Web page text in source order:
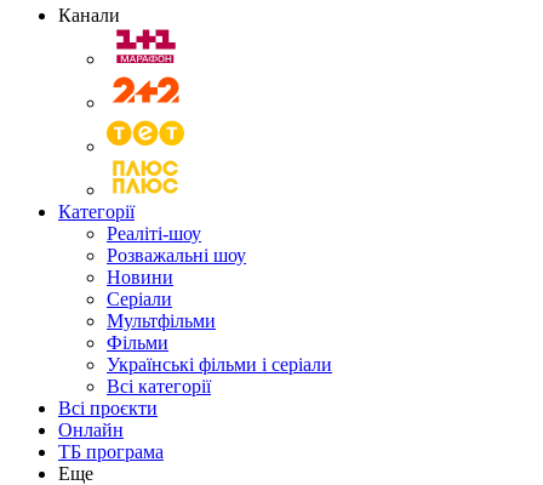
Канали
Категорії
Реаліті-шоу
Розважальні шоу
Новини
Серіали
Мультфільми
Фільми
Українські фільми і серіали
Всі категорії
Всі проєкти
Онлайн
ТБ програма
Еще